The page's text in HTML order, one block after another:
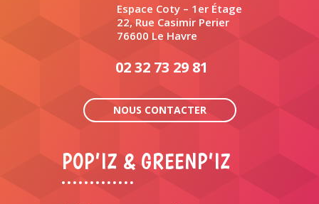
Espace Coty – 1er Étage
22, Rue Casimir Perier
76600 Le Havre
02 32 73 29 81
NOUS CONTACTER
POP’IZ & GREENP’IZ